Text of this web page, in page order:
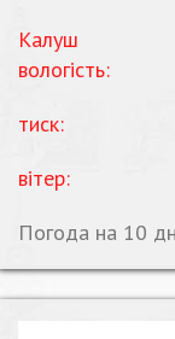
Калуш
вологість:
тиск:
вітер:
Погода на 10